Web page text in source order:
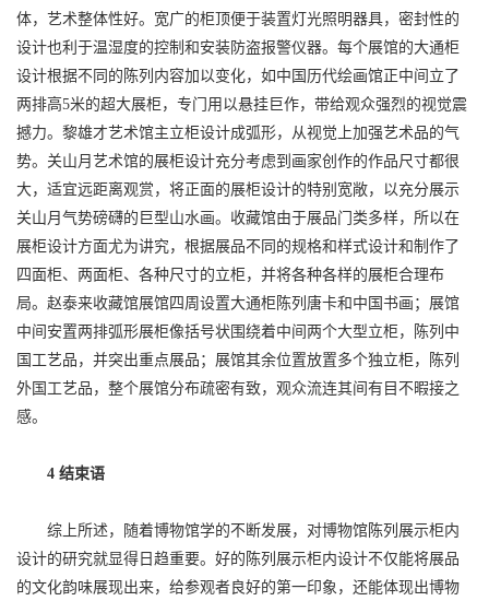
体，艺术整体性好。宽广的柜顶便于装置灯光照明器具，密封性的
设计也利于温湿度的控制和安装防盗报警仪器。每个展馆的大通柜
设计根据不同的陈列内容加以变化，如中国历代绘画馆正中间立了
两排高5米的超大展柜，专门用以悬挂巨作，带给观众强烈的视觉震
撼力。黎雄才艺术馆主立柜设计成弧形，从视觉上加强艺术品的气
势。关山月艺术馆的展柜设计充分考虑到画家创作的作品尺寸都很
大，适宜远距离观赏，将正面的展柜设计的特别宽敞，以充分展示
关山月气势磅礴的巨型山水画。收藏馆由于展品门类多样，所以在
展柜设计方面尤为讲究，根据展品不同的规格和样式设计和制作了
四面柜、两面柜、各种尺寸的立柜，并将各种各样的展柜合理布
局。赵泰来收藏馆展馆四周设置大通柜陈列唐卡和中国书画；展馆
中间安置两排弧形展柜像括号状围绕着中间两个大型立柜，陈列中
国工艺品，并突出重点展品；展馆其余位置放置多个独立柜，陈列
外国工艺品，整个展馆分布疏密有致，观众流连其间有目不暇接之
感。
4 结束语
综上所述，随着博物馆学的不断发展，对博物馆陈列展示柜内
设计的研究就显得日趋重要。好的陈列展示柜内设计不仅能将展品
的文化韵味展现出来，给参观者良好的第一印象，还能体现出博物